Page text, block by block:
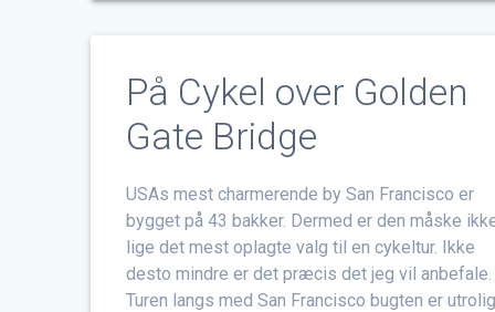
På Cykel over Golden
Gate Bridge
USAs mest charmerende by San Francisco er
bygget på 43 bakker. Dermed er den måske
lige det mest oplagte valg til en cykeltur. Ikke
desto mindre er det præcis det jeg vil anbefale.
Turen langs med San Francisco bugten er utrolig